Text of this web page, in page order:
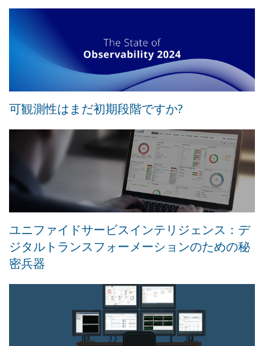
可観測性はまだ初期段階ですか?
ユニファイドサービスインテリジェンス：デ
ジタルトランスフォーメーションのための秘
密兵器